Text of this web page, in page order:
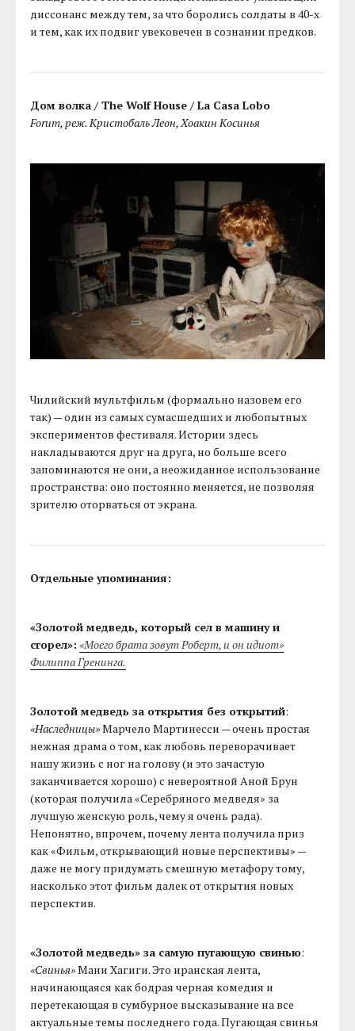
диссонанс между тем, за что боролись солдаты в 40-х
и тем, как их подвиг увековечен в сознании предков.
Дом волка / The Wolf House / La Casa Lobo
Forum, реж. Кристобаль Леон, Хоакин Косинья
Чилийский мультфильм (формально назовем его
так) — один из самых сумасшедших и любопытных
экспериментов фестиваля. Истории здесь
накладываются друг на друга, но больше всего
запоминаются не они, а неожиданное использование
пространства: оно постоянно меняется, не позволяя
зрителю оторваться от экрана.
Отдельные упоминания:
«Золотой медведь, который сел в машину и
сгорел»: «Моего брата зовут Роберт, и он идиот»
Филиппа Гренинга.
Золотой медведь за открытия без открытий:
«Наследницы»Марчело Мартинесси — очень простая
нежная драма о том, как любовь переворачивает
нашу жизнь с ног на голову (и это зачастую
заканчивается хорошо) с невероятной Аной Брун
(которая получила «Серебряного медведя» за
лучшую женскую роль, чему я очень рада).
Непонятно, впрочем, почему лента получила приз
как «Фильм, открывающий новые перспективы» —
даже не могу придумать смешную метафору тому,
насколько этот фильм далек от открытия новых
перспектив.
«Золотой медведь» за самую пугающую свинью:
«Свинья»Мани Хагиги. Это иранская лента,
начинающаяся как бодрая черная комедия и
перетекающая в сумбурное высказывание на все
актуальные темы последнего года. Пугающая свинья